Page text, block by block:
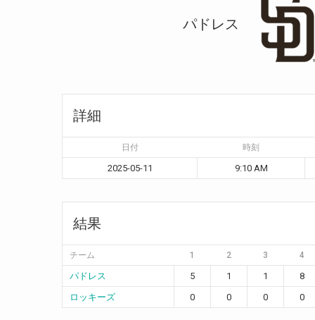
パドレス
詳細
日付 時刻
2025-05-11 9:10 AM
結果
チーム 1 2 3 4
パドレス 5 1 1 8
ロッキーズ
0 0 0 0